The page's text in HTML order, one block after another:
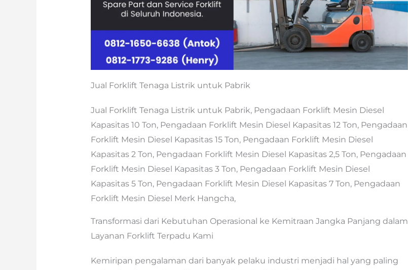
Jual Forklift Tenaga Listrik untuk Pabrik
Jual Forklift Tenaga Listrik untuk Pabrik, Pengadaan Forklift Mesin Diesel
Kapasitas 10 Ton, Pengadaan Forklift Mesin Diesel Kapasitas 12 Ton, Pengadaan
Forklift Mesin Diesel Kapasitas 15 Ton, Pengadaan Forklift Mesin Diesel
Kapasitas 2 Ton, Pengadaan Forklift Mesin Diesel Kapasitas 2,5 Ton, Pengadaan
Forklift Mesin Diesel Kapasitas 3 Ton, Pengadaan Forklift Mesin Diesel
Kapasitas 5 Ton, Pengadaan Forklift Mesin Diesel Kapasitas 7 Ton, Pengadaan
Forklift Mesin Diesel Merk Hangcha,
Transformasi dari Kebutuhan Operasional ke Kemitraan Jangka Panjang dalam
Layanan Forklift Terpadu Kami
Kemiripan pengalaman dari banyak pelaku industri menjadi hal yang paling